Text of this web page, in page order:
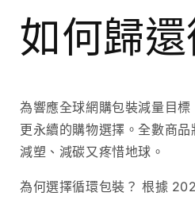
如何歸
為響應全球網購包裝減量目
更永續的購物選擇。全數商
減塑、減碳又疼惜地球。
為何選擇循環包裝？ 根據